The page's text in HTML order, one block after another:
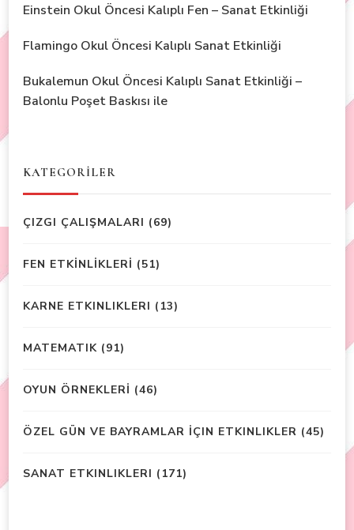
Einstein Okul Öncesi Kalıplı Fen – Sanat Etkinliği
Flamingo Okul Öncesi Kalıplı Sanat Etkinliği
Bukalemun Okul Öncesi Kalıplı Sanat Etkinliği –
Balonlu Poşet Baskısı ile
KATEGORİLER
ÇIZGI ÇALIŞMALARI (69)
FEN ETKİNLİKLERİ (51)
KARNE ETKINLIKLERI (13)
MATEMATIK (91)
OYUN ÖRNEKLERİ (46)
ÖZEL GÜN VE BAYRAMLAR İÇIN ETKINLIKLER (45)
SANAT ETKINLIKLERI (171)